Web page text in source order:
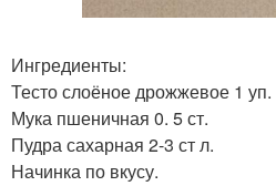
Ингредиенты:
Тесто слоёное дрожжевое 1 уп.
Мука пшеничная 0. 5 ст.
Пудра сахарная 2-3 ст л.
Начинка по вкусу.